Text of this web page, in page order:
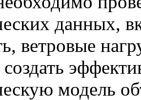
данных,
ветровые
создать
модель